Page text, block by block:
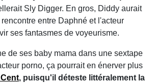
Sly Digger. En gros, Diddy aurait
entre Daphné et l'acteur
ses fantasmes de voyeurisme.
de ses baby mama dans une sextape
porno, ça pourrait en énerver plus
, puisqu'il déteste littéralement la